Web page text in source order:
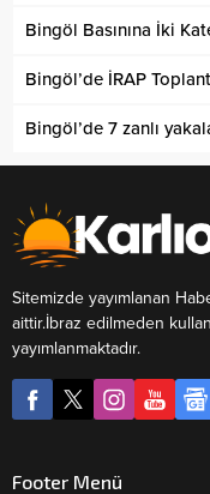
Bingöl Basınına İki
Bingöl’de İRAP
Bingöl’de 7 zanlı
Sitemizde yayımlanan
aittir.İbraz edilmeden
yayımlanmaktadır.
Footer Menü